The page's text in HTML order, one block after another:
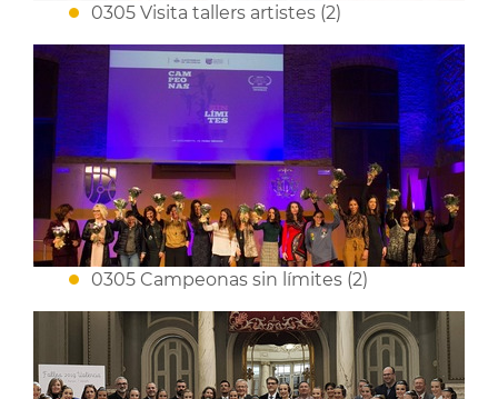
0305 Visita tallers artistes (2)
0305 Campeonas sin límites (2)